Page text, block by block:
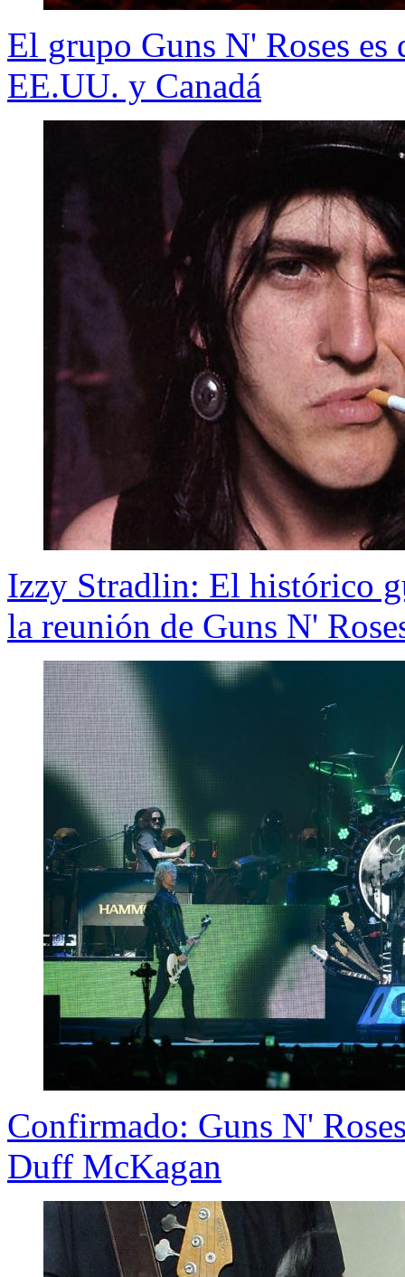
El grupo Guns N' Roses
EE.UU. y Canadá
Izzy Stradlin: El histórico
la reunión de Guns N'
Confirmado: Guns N'
Duff McKagan